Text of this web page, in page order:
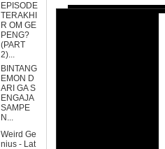
EPISODE
TERAKHI
R OM GE
PENG?
(PART
2)...
BINTANG
EMON D
ARI GA S
ENGAJA
SAMPE
N...
Weird Ge
nius - Lat